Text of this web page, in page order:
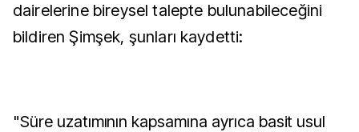
dairelerine bireysel talepte bulunabileceğini
bildiren Şimşek, şunları kaydetti:
"Süre uzatımının kapsamına ayrıca basit usul